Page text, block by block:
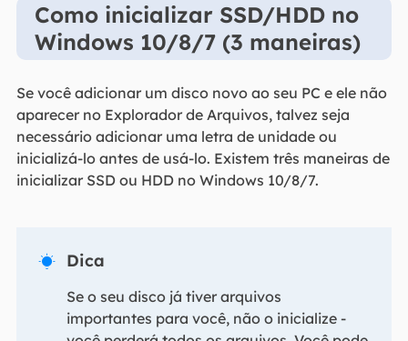
Como inicializar SSD/HDD no
Windows 10/8/7 (3 maneiras)
Se você adicionar um disco novo ao seu PC e ele não
aparecer no Explorador de Arquivos, talvez seja
necessário adicionar uma letra de unidade ou
inicializá-lo antes de usá-lo. Existem três maneiras de
inicializar SSD ou HDD no Windows 10/8/7.
 Dica
Se o seu disco já tiver arquivos
importantes para você, não o inicialize -